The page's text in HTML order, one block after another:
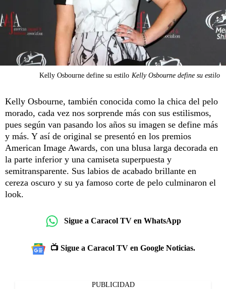
Kelly Osbourne define su estilo Kelly Osbourne define su estilo
Kelly Osbourne, también conocida como la chica del pelo
morado, cada vez nos sorprende más con sus estilismos,
pues según van pasando los años su imagen se define más
y más. Y así de original se presentó en los premios
American Image Awards, con una blusa larga decorada en
la parte inferior y una camiseta superpuesta y
semitransparente. Sus labios de acabado brillante en
cereza oscuro y su ya famoso corte de pelo culminaron el
look.
Sigue a Caracol TV en WhatsApp
📺 Sigue a Caracol TV en Google Noticias.
PUBLICIDAD